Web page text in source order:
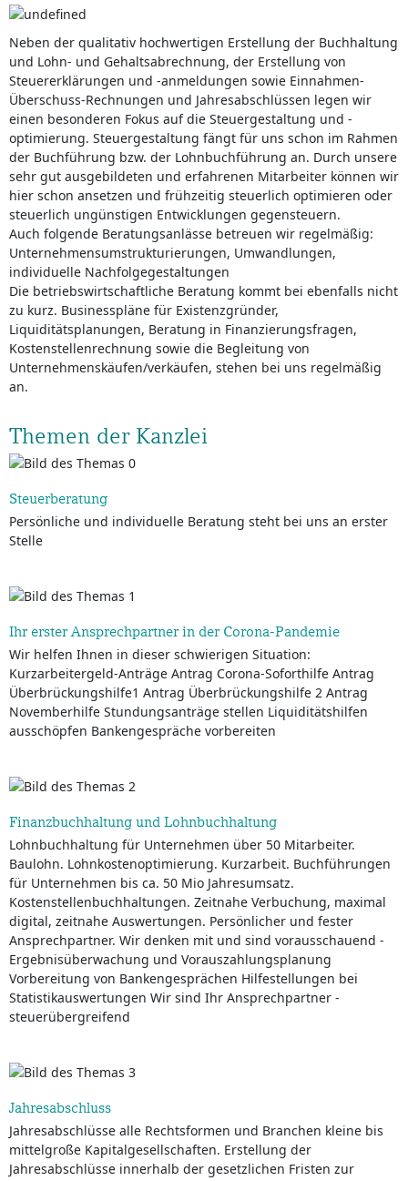
Neben der qualitativ hochwertigen Erstellung der Buchhaltung
und Lohn- und Gehaltsabrechnung, der Erstellung von
Steuererklärungen und -anmeldungen sowie Einnahmen-
Überschuss-Rechnungen und Jahresabschlüssen legen wir
einen besonderen Fokus auf die Steuergestaltung und -
optimierung. Steuergestaltung fängt für uns schon im Rahmen
der Buchführung bzw. der Lohnbuchführung an. Durch unsere
sehr gut ausgebildeten und erfahrenen Mitarbeiter können wir
hier schon ansetzen und frühzeitig steuerlich optimieren oder
steuerlich ungünstigen Entwicklungen gegensteuern.
Auch folgende Beratungsanlässe betreuen wir regelmäßig:
Unternehmensumstrukturierungen, Umwandlungen,
individuelle Nachfolgegestaltungen
Die betriebswirtschaftliche Beratung kommt bei ebenfalls nicht
zu kurz. Businesspläne für Existenzgründer,
Liquiditätsplanungen, Beratung in Finanzierungsfragen,
Kostenstellenrechnung sowie die Begleitung von
Unternehmenskäufen/verkäufen, stehen bei uns regelmäßig
an.
Themen der Kanzlei
Steuerberatung
Persönliche und individuelle Beratung steht bei uns an erster
Stelle
Ihr erster Ansprechpartner in der Corona-Pandemie
Wir helfen Ihnen in dieser schwierigen Situation:
Kurzarbeitergeld-Anträge Antrag Corona-Soforthilfe Antrag
Überbrückungshilfe1 Antrag Überbrückungshilfe 2 Antrag
Novemberhilfe Stundungsanträge stellen Liquiditätshilfen
ausschöpfen Bankengespräche vorbereiten
Finanzbuchhaltung und Lohnbuchhaltung
Lohnbuchhaltung für Unternehmen über 50 Mitarbeiter.
Baulohn. Lohnkostenoptimierung. Kurzarbeit. Buchführungen
für Unternehmen bis ca. 50 Mio Jahresumsatz.
Kostenstellenbuchhaltungen. Zeitnahe Verbuchung, maximal
digital, zeitnahe Auswertungen. Persönlicher und fester
Ansprechpartner. Wir denken mit und sind vorausschauend -
Ergebnisüberwachung und Vorauszahlungsplanung
Vorbereitung von Bankengesprächen Hilfestellungen bei
Statistikauswertungen Wir sind Ihr Ansprechpartner -
steuerübergreifend
Jahresabschluss
Jahresabschlüsse alle Rechtsformen und Branchen kleine bis
mittelgroße Kapitalgesellschaften. Erstellung der
Jahresabschlüsse innerhalb der gesetzlichen Fristen zur